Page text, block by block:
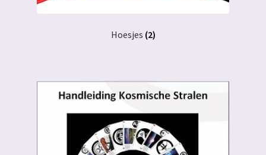
Hoesjes (2)